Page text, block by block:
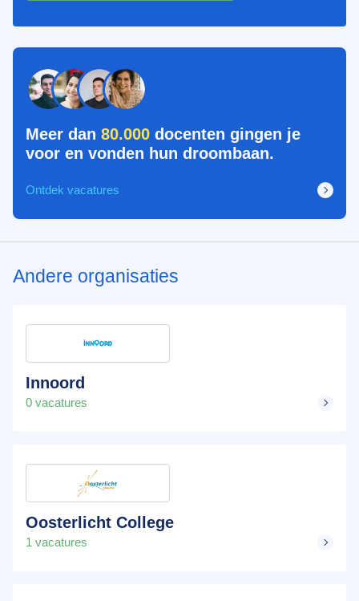
Meer dan 80.000 docenten gingen je
voor en vonden hun droombaan.
Ontdek vacatures
Andere organisaties
Innoord
0 vacatures
Oosterlicht College
1 vacatures